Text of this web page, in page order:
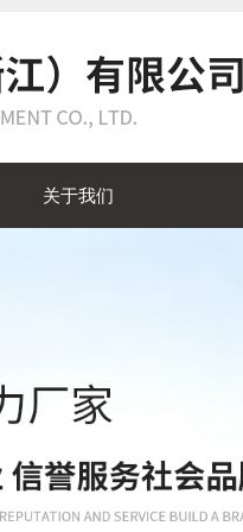
关于我们